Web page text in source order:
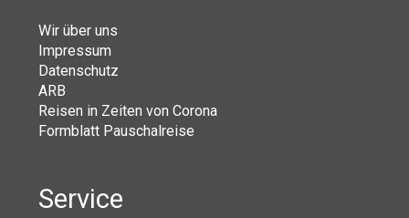
Wir über uns
Impressum
Datenschutz
ARB
Reisen in Zeiten von Corona
Formblatt Pauschalreise
Service